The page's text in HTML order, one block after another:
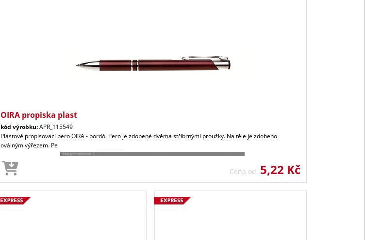
OIRA propiska plast
kód výrobku:APR_115549
Plastové propisovací pero OIRA - bordó. Pero je zdobené dvěma stříbrnými proužky. Na těle je zdobeno
oválným výřezem. Pe
Cena od 5,22 Kč